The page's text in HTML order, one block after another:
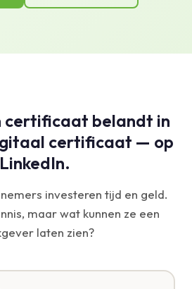
certificaat belandt in
certificaat — op
LinkedIn.
investeren tijd en geld.
maar wat kunnen ze een
laten zien?